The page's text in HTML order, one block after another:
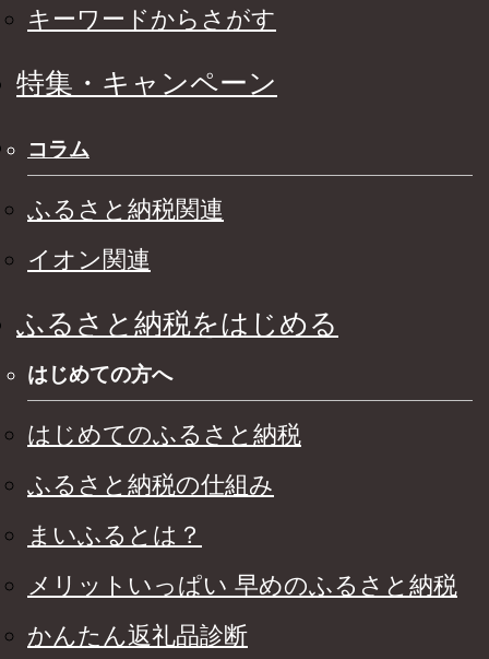
キーワードからさがす
特集・キャンペーン
コラム
ふるさと納税関連
イオン関連
ふるさと納税をはじめる
はじめての方へ
はじめてのふるさと納税
ふるさと納税の仕組み
まいふるとは？
メリットいっぱい 早めのふるさと納税
かんたん返礼品診断